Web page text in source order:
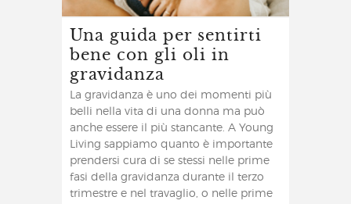
Una guida per sentirti
bene con gli oli in
gravidanza
La gravidanza è uno dei momenti più
belli nella vita di una donna ma può
anche essere il più stancante. A Young
Living sappiamo quanto è importante
prendersi cura di se stessi nelle prime
fasi della gravidanza durante il terzo
trimestre e nel travaglio, o nelle prime